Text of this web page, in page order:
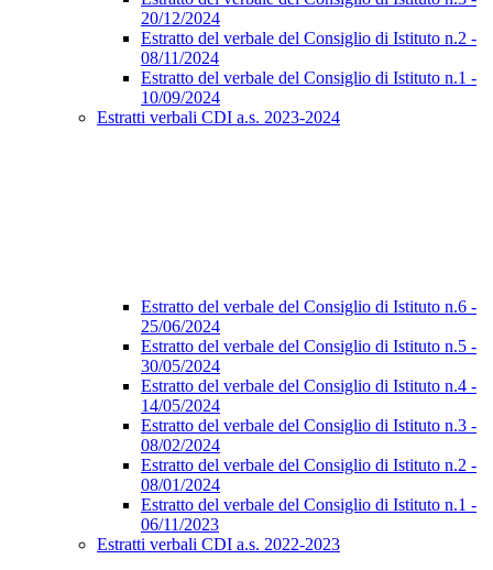
20/12/2024
Estratto del verbale del Consiglio di Istituto n.2 -
08/11/2024
Estratto del verbale del Consiglio di Istituto n.1 -
10/09/2024
Estratti verbali CDI a.s. 2023-2024
Estratto del verbale del Consiglio di Istituto n.6 -
25/06/2024
Estratto del verbale del Consiglio di Istituto n.5 -
30/05/2024
Estratto del verbale del Consiglio di Istituto n.4 -
14/05/2024
Estratto del verbale del Consiglio di Istituto n.3 -
08/02/2024
Estratto del verbale del Consiglio di Istituto n.2 -
08/01/2024
Estratto del verbale del Consiglio di Istituto n.1 -
06/11/2023
Estratti verbali CDI a.s. 2022-2023